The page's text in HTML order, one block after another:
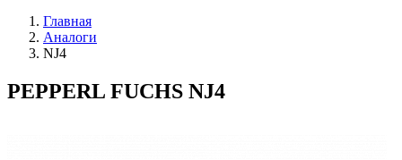
Главная
Аналоги
NJ4
PEPPERL FUCHS NJ4